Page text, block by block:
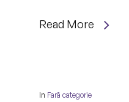
Read More
In Fară categorie